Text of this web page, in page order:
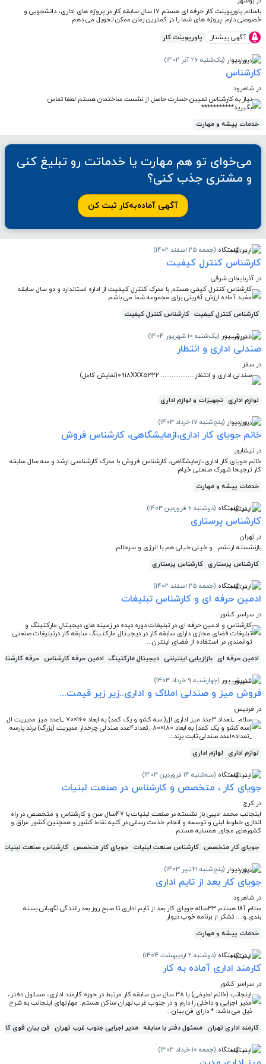
باسلام پاورپوینت کار حرفه ای هستم 17 سال سابقه کار در پروژه های اداری، دانشجویی و
خصوصی دارم. پروژه های شما را در کمترین زمان ممکن تحویل می دهم.
آگهی پیشتاز
پاورپوینت کار
در دیوار (یک‌شنبه 26 آذر 1402)
کارشناس
در شاهرود
نیاز به کارشناس تعیین خسارت حاصل از نشست ساختمان هستم لطفا تماس
بگیرید***********
خدمات پیشه و مهارت
می‌خوای تو هم مهارت یا خدماتت رو تبلیغ کنی
و مشتری جذب کنی؟
آگهی آماده‌به‌کار ثبت کن
در ایستگاه (جمعه 25 اسفند 1402)
کارشناس کنترل کیفیت
در آذربایجان شرقی
کارشناس کنترل کیفی هستم با مدرک کنترل کیفیت از اداره استاندارد و دو سال سابقه
مفید آماده ارزش آفرینی برای مجموعه شما می باشم
کارشناس کنترل کیفیت کارشناس کنترل کیفیت
در شیپور (یک‌شنبه 10 شهریور 1404)
صندلی اداری و انتظار
در سقز
صندلی اداری و انتظار................... 0918XXX5322(نمایش کامل)
لوازم اداری تجهیزات و لوازم اداری
در دیوار (پنج‌شنبه 17 خرداد 1403)
خانم جویای کار اداری،ازمایشگاهی، کارشناس فروش
در نیشابور
خانم جویای کار اداری،ازمایشگاهی، کارشناس فروش با مدرک کارشناسی ارشد و سه سال سابقه
کار ترجیحا شهرک صنعتی خیام
خدمات پیشه و مهارت
در ایستگاه (دوشنبه 6 فروردین 1403)
کارشناس پرستاری
در تهران
بازنشسته ارتشم . و خیلی خیلی هم با انرژی و سرحالم
کارشناس پرستاری کارشناس پرستاری
در ایستگاه (جمعه 25 اسفند 1402)
ادمین حرفه ای و کارشناس تبلیغات
در سراسر کشور
کارشناس و ادمین حرفه ای در تبلیغات دوره دیده در زمینه های دیجیتال مارکتینگ و
تبلیغات فضای مجازی دارای سابقه کار در دیجیتال مارکتینگ سابقه کار درتبلیغات صنعتی
توانمندی در استفاده از فضای اینترن...
ادمین حرفه ای بازازیابی اینترنتی دیجیتال مارکتینگ ادمین حرفه کارشناس حرفه
در شیپور (چهارشنبه 9 خرداد 1403)
فروش میز و صندلی املاک و اداری..زیر زیر قیمت...
در فردیس
سلام _تعداد 3عدد میز اداری ال( سه کشو و یک کمد) به ابعاد 160×70 _1عدد میز مدیریت ال
(سه کشو و یک کمد) به ابعاد 180×80 _تعداد4عدد صندلی چرخدار مدیریت (بزرگ) برند پارسه
_تعداد10عدد صندلی ثابت برند...
لوازم اداری لوازم اداری
در ایستگاه (سه‌شنبه 14 فروردین 1403)
جویای کار ، متخصص و کارشناس در صنعت لبنیات
در کرج
اینجانب محمد ادیبی باز نشسته در صنعت لبنیات با 47سال سن و کارشناس و متخصص در راه
اندازی خطوط لبنی و توسعه و انجام خدمت رسانی در کلیه نقاط کشور و همچنین کشور عراق و
کشورهای مجاور همسایه هستم .
جویای کار متخصص کارشناس صنعت لبنیات جویای کار متخصص کارشناس صنعت لبنیات
در دیوار (پنج‌شنبه 21 تیر 1403)
جویای کار بعد از تایم اداری
در شاهرود
سلام آقا هستم.33ساله جویای کار بعد از تایم اداری تا صبح روز بعد رانندگی.نگهبانی.بسته
بندی.‌و.... تشکر از برنامه خوب دیوار
خدمات پیشه و مهارت
در ایستگاه (دوشنبه 2 اردیبهشت 1404)
کارمند اداری آماده به کار
در سراسر کشور
اینجانب (خانم لطیفی) با 38 سال سن سابقه کار مرتبط در حوزه کارمند اداری، مسئول دفتر،
مدیر اجرایی و داخلی را دارم و در جنوب غرب تهران ساکن هستم. مهارتهای اینجانب به شرح
ذیل می باشد: * دارای فن بیان...
کارمند اداری تهران مسئول دفتر با سابقه مدیر اجرایی جنوب غرب تهران فن بیان قوی
در ایستگاه (جمعه 10 خرداد 1404)